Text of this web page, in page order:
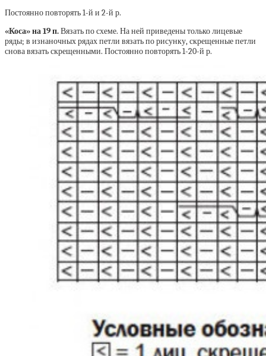
Постоянно повторять 1-й и 2-й р.
«Коса» на 19 п.Вязать по схеме. На ней приведены только лицевые
ряды; в изнаночных рядах петли вязать по рисунку, скрещенные петли
снова вязать скрещенными. Постоянно повторять 1-20-й р.